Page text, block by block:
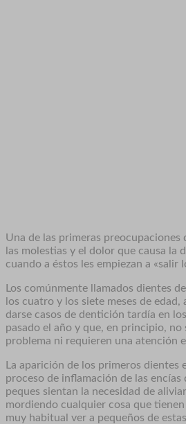
Una de las primeras preocupaciones
las molestias y el dolor que causa la
cuando a éstos les empiezan a «salir
Los comúnmente llamados dientes
los cuatro y los siete meses de
darse casos de dentición tardía en
pasado el año y que, en principio, no
problema ni requieren una atención
La aparición de los primeros dientes
proceso de inflamación de las encías
peques sientan la necesidad de
mordiendo cualquier cosa que
muy habitual ver a pequeños de